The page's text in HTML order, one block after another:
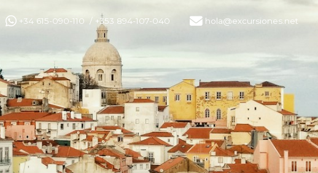
+34 615-090-110 / +353 894-107-040 hola@excursiones.net